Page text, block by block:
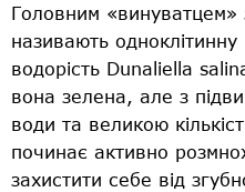
Головним «винуватцем»
називають одноклітинну
водорість Dunaliella
вона зелена, але з
води та великою
починає активно
захистити себе від